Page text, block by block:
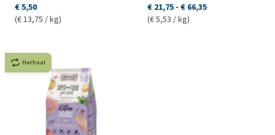
€ 5,50
(€ 13,75 / kg)
€ 21,75 - € 66,35
(€ 5,53 / kg)
Herhaal